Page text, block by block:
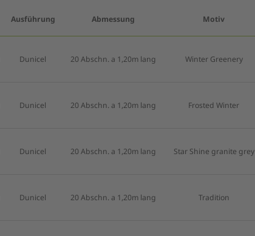
Ausführung Abmessung Motiv
Dunicel 20 Abschn. a 1,20m lang Winter Greenery
Dunicel 20 Abschn. a 1,20m lang Frosted Winter
Dunicel 20 Abschn. a 1,20m lang Star Shine granite grey
Dunicel 20 Abschn. a 1,20m lang Tradition